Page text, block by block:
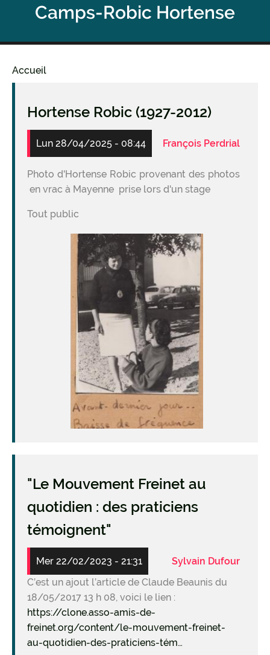
Camps-Robic Hortense
Fil
d'Ariane
Accueil
Hortense Robic (1927-2012)
Lun 28/04/2025 - 08:44 François Perdrial
Photo d'Hortense Robic provenant des photos
en vrac à Mayenne prise lors d'un stage
Tout public
"Le Mouvement Freinet au
quotidien : des praticiens
témoignent"
Mer 22/02/2023 - 21:31
Sylvain Dufour
C’est un ajout l’article de Claude Beaunis du
18/05/2017 13 h 08, voici le lien :
https://clone.asso-amis-de-
freinet.org/content/le-mouvement-freinet-
au-quotidien-des-praticiens-tém…